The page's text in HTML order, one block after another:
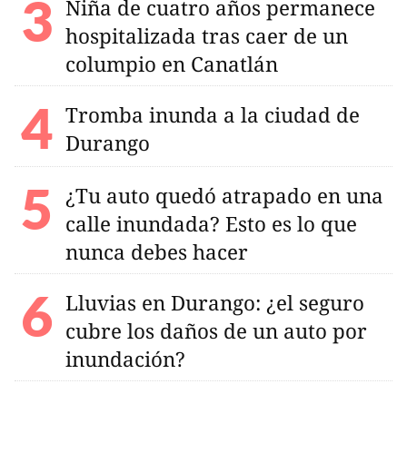
Niña de cuatro años permanece
hospitalizada tras caer de un
columpio en Canatlán
Tromba inunda a la ciudad de
Durango
¿Tu auto quedó atrapado en una
calle inundada? Esto es lo que
nunca debes hacer
Lluvias en Durango: ¿el seguro
cubre los daños de un auto por
inundación?